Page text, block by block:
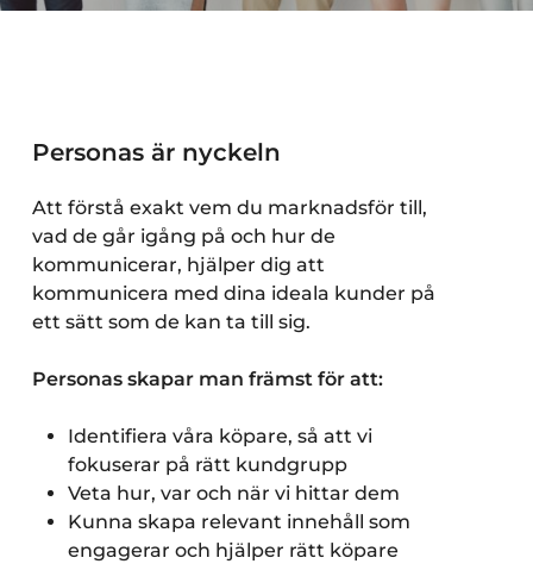
Personas är nyckeln
Att förstå exakt vem du marknadsför till,
vad de går igång på och hur de
kommunicerar, hjälper dig att
kommunicera med dina ideala kunder på
ett sätt som de kan ta till sig.
Personas skapar man främst för att:
Identifiera våra köpare, så att vi
fokuserar på rätt kundgrupp
Veta hur, var och när vi hittar dem
Kunna skapa relevant innehåll som
engagerar och hjälper rätt köpare